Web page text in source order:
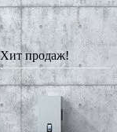
Хит продаж!